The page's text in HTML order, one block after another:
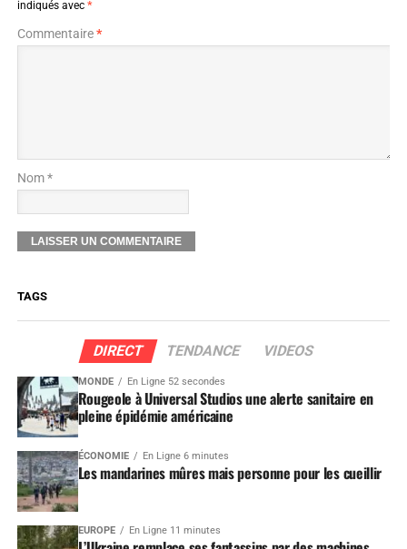
indiqués avec *
Commentaire*
Nom *
TAGS
DIRECT TENDANCE VIDEOS
MONDE En Ligne 52 secondes
Rougeole à Universal Studios une alerte sanitaire en
pleine épidémie américaine
ÉCONOMIE En Ligne 6 minutes
Les mandarines mûres mais personne pour les cueillir
EUROPE En Ligne 11 minutes